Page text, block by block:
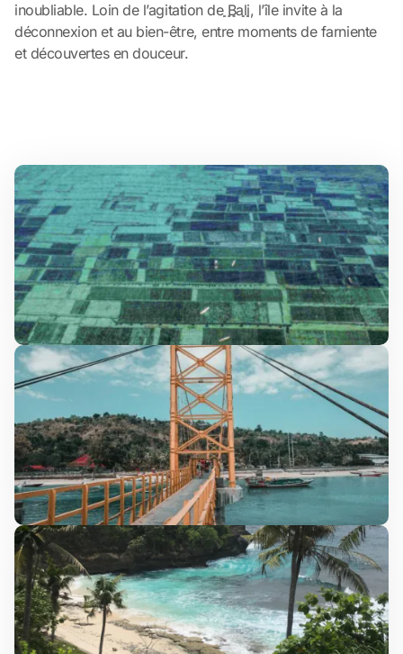
inoubliable. Loin de l’agitation deBali, l’île invite à la
déconnexion et au bien-être, entre moments de farniente
et découvertes en douceur.